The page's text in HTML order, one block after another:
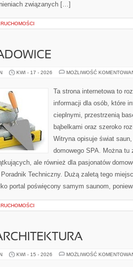
związanych […]
KWI - 17 - 2026 MOŻLIWOŚĆ
Ta strona internetowa to
informacji dla osób, które
cieplnymi, przestrzenią
bąbelkami oraz szeroko
Witryna opisuje świat
domowego SPA. Można tu
ale również dla pasjonatów
Poradnik Techniczny. Dużą zaletą tego
portal poświęcony samym saunom,
KWI - 15 - 2026 MOŻLIWOŚĆ